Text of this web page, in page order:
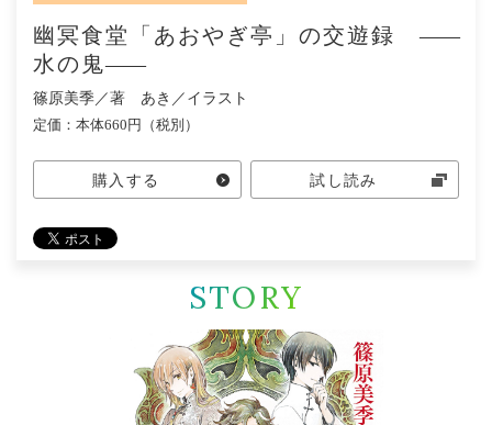
幽冥食堂「あおやぎ亭」の交遊録――
水の鬼――
篠原美季／著 あき／イラスト
定価：本体660円（税別）
購入する 試し読み
STORY